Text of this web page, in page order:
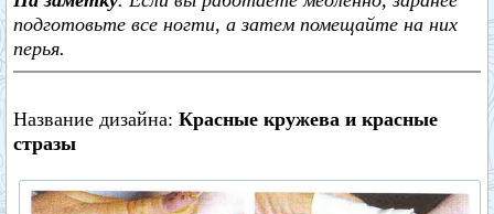
подготовьте все ногти, а затем помещайте на них
перья.
Название дизайна: Красные кружева и красные
стразы